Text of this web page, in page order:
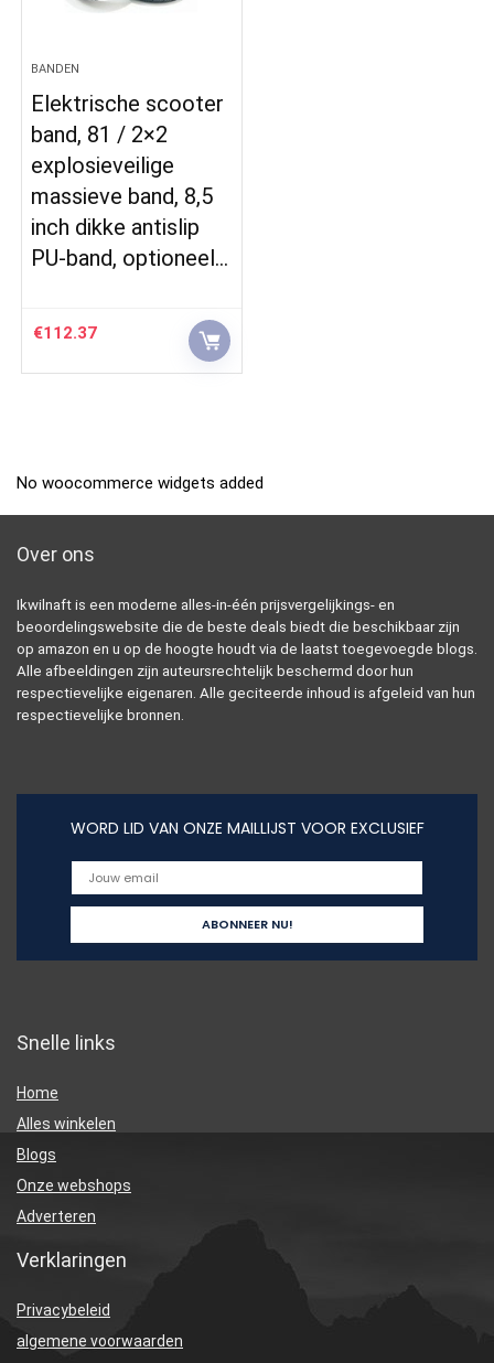
BANDEN
Elektrische scooter
band, 81 / 2×2
explosieveilige
massieve band, 8,5
inch dikke antislip
PU-band, optioneel…
€112.37
No woocommerce widgets added
Over ons
Ikwilnaft is een moderne alles-in-één prijsvergelijkings- en
beoordelingswebsite die de beste deals biedt die beschikbaar zijn
op amazon en u op de hoogte houdt via de laatst toegevoegde blogs.
Alle afbeeldingen zijn auteursrechtelijk beschermd door hun
respectievelijke eigenaren. Alle geciteerde inhoud is afgeleid van hun
respectievelijke bronnen.
WORD LID VAN ONZE MAILLIJST VOOR EXCLUSIEF
Snelle links
Home
Alles winkelen
Blogs
Onze webshops
Adverteren
Verklaringen
Privacybeleid
algemene voorwaarden